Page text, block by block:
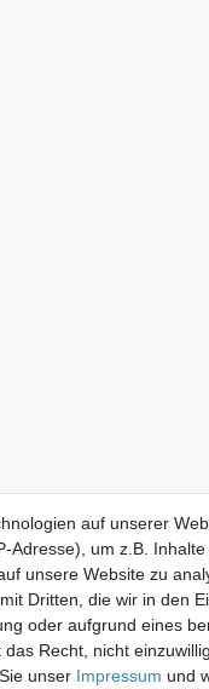
auf unserer
Adresse), um z.B.
unsere Website zu
Dritten, die wir in den
oder aufgrund eines
Recht, nicht
unser Impressum und